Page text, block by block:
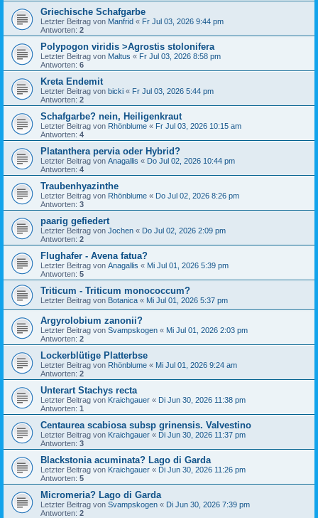
Griechische Schafgarbe
Letzter Beitrag von Manfrid « Fr Jul 03, 2026 9:44 pm
Antworten: 2
Polypogon viridis >Agrostis stolonifera
Letzter Beitrag von Maltus « Fr Jul 03, 2026 8:58 pm
Antworten: 6
Kreta Endemit
Letzter Beitrag von bicki « Fr Jul 03, 2026 5:44 pm
Antworten: 2
Schafgarbe? nein, Heiligenkraut
Letzter Beitrag von Rhönblume « Fr Jul 03, 2026 10:15 am
Antworten: 4
Platanthera pervia oder Hybrid?
Letzter Beitrag von Anagallis « Do Jul 02, 2026 10:44 pm
Antworten: 4
Traubenhyazinthe
Letzter Beitrag von Rhönblume « Do Jul 02, 2026 8:26 pm
Antworten: 3
paarig gefiedert
Letzter Beitrag von Jochen « Do Jul 02, 2026 2:09 pm
Antworten: 2
Flughafer - Avena fatua?
Letzter Beitrag von Anagallis « Mi Jul 01, 2026 5:39 pm
Antworten: 5
Triticum - Triticum monococcum?
Letzter Beitrag von Botanica « Mi Jul 01, 2026 5:37 pm
Argyrolobium zanonii?
Letzter Beitrag von Svampskogen « Mi Jul 01, 2026 2:03 pm
Antworten: 2
Lockerblütige Platterbse
Letzter Beitrag von Rhönblume « Mi Jul 01, 2026 9:24 am
Antworten: 2
Unterart Stachys recta
Letzter Beitrag von Kraichgauer « Di Jun 30, 2026 11:38 pm
Antworten: 1
Centaurea scabiosa subsp grinensis. Valvestino
Letzter Beitrag von Kraichgauer « Di Jun 30, 2026 11:37 pm
Antworten: 3
Blackstonia acuminata? Lago di Garda
Letzter Beitrag von Kraichgauer « Di Jun 30, 2026 11:26 pm
Antworten: 5
Micromeria? Lago di Garda
Letzter Beitrag von Svampskogen « Di Jun 30, 2026 7:39 pm
Antworten: 2